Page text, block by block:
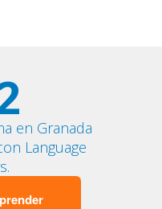
en Granada
Language